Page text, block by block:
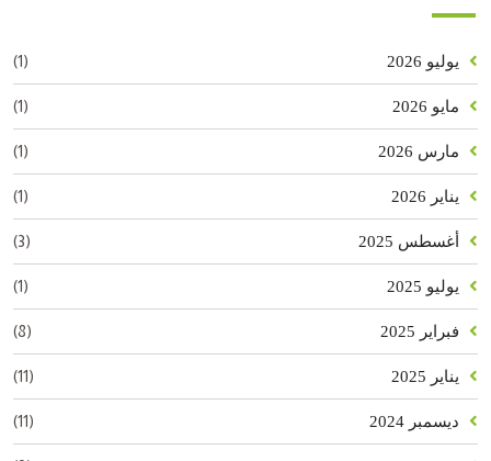
يوليو 2026 (1)
مايو 2026 (1)
مارس 2026 (1)
يناير 2026 (1)
أغسطس 2025 (3)
يوليو 2025 (1)
فبراير 2025 (8)
يناير 2025 (11)
ديسمبر 2024 (11)